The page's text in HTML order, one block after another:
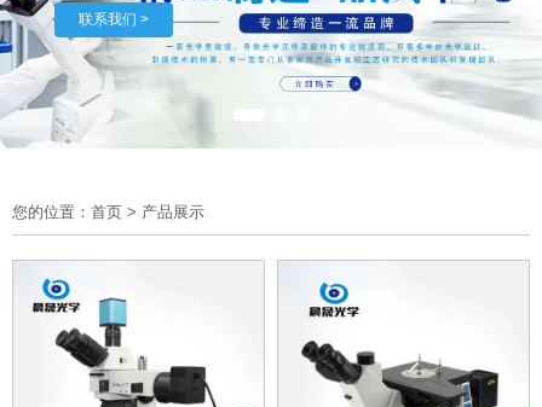
联系我们 >
您的位置：首页 > 产品展示